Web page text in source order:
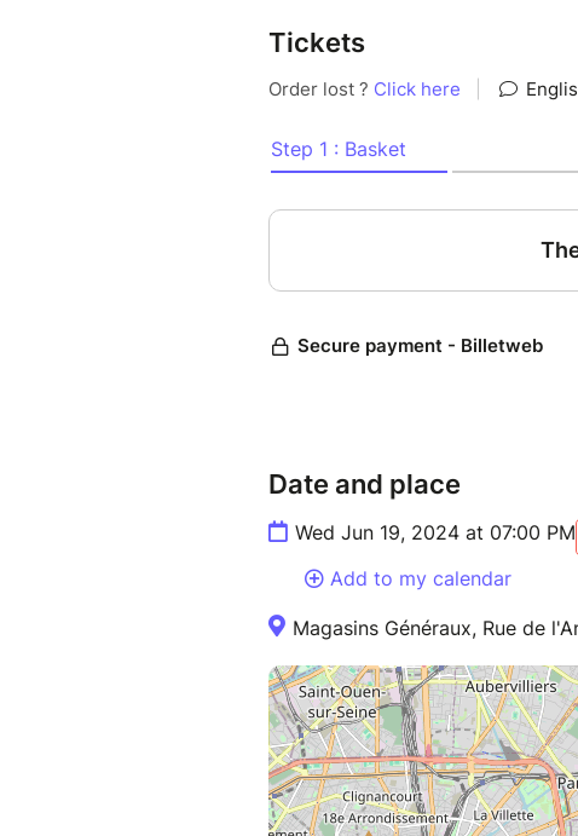
Tickets
Date and place
Wed Jun 19, 2024 at 07:00 PM
Add to my calendar
Magasins Généraux, Rue de